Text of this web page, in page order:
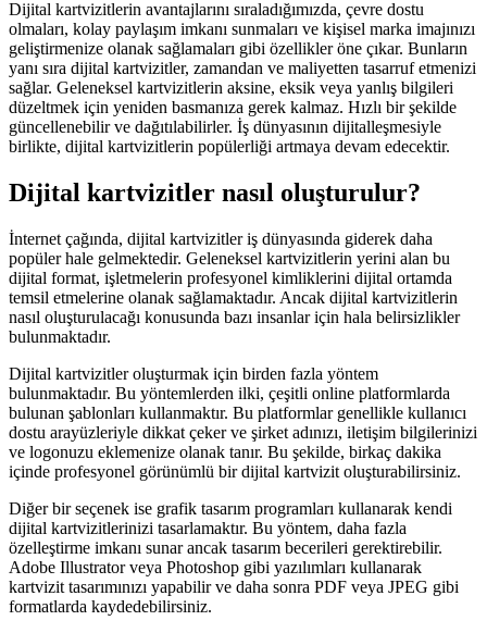
Dijital kartvizitlerin avantajlarını sıraladığımızda, çevre dostu
olmaları, kolay paylaşım imkanı sunmaları ve kişisel marka imajınızı
geliştirmenize olanak sağlamaları gibi özellikler öne çıkar. Bunların
yanı sıra dijital kartvizitler, zamandan ve maliyetten tasarruf etmenizi
sağlar. Geleneksel kartvizitlerin aksine, eksik veya yanlış bilgileri
düzeltmek için yeniden basmanıza gerek kalmaz. Hızlı bir şekilde
güncellenebilir ve dağıtılabilirler. İş dünyasının dijitalleşmesiyle
birlikte, dijital kartvizitlerin popülerliği artmaya devam edecektir.
Dijital kartvizitler nasıl oluşturulur?
İnternet çağında, dijital kartvizitler iş dünyasında giderek daha
popüler hale gelmektedir. Geleneksel kartvizitlerin yerini alan bu
dijital format, işletmelerin profesyonel kimliklerini dijital ortamda
temsil etmelerine olanak sağlamaktadır. Ancak dijital kartvizitlerin
nasıl oluşturulacağı konusunda bazı insanlar için hala belirsizlikler
bulunmaktadır.
Dijital kartvizitler oluşturmak için birden fazla yöntem
bulunmaktadır. Bu yöntemlerden ilki, çeşitli online platformlarda
bulunan şablonları kullanmaktır. Bu platformlar genellikle kullanıcı
dostu arayüzleriyle dikkat çeker ve şirket adınızı, iletişim bilgilerinizi
ve logonuzu eklemenize olanak tanır. Bu şekilde, birkaç dakika
içinde profesyonel görünümlü bir dijital kartvizit oluşturabilirsiniz.
Diğer bir seçenek ise grafik tasarım programları kullanarak kendi
dijital kartvizitlerinizi tasarlamaktır. Bu yöntem, daha fazla
özelleştirme imkanı sunar ancak tasarım becerileri gerektirebilir.
Adobe Illustrator veya Photoshop gibi yazılımları kullanarak
kartvizit tasarımınızı yapabilir ve daha sonra PDF veya JPEG gibi
formatlarda kaydedebilirsiniz.